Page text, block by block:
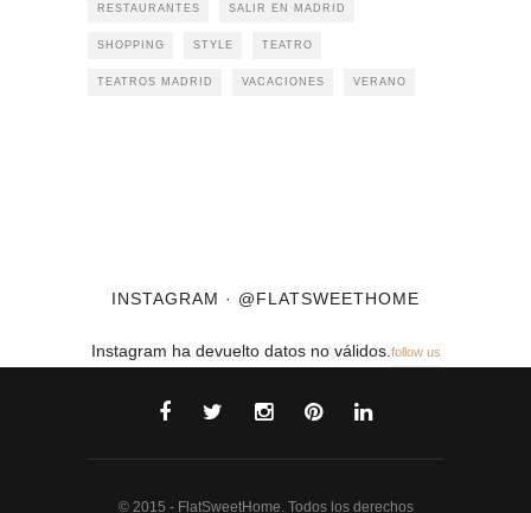
RESTAURANTES SALIR EN MADRID
SHOPPING STYLE TEATRO
TEATROS MADRID VACACIONES VERANO
INSTAGRAM · @FLATSWEETHOME
Instagram ha devuelto datos no válidos. follow us
© 2015 - FlatSweetHome. Todos los derechos